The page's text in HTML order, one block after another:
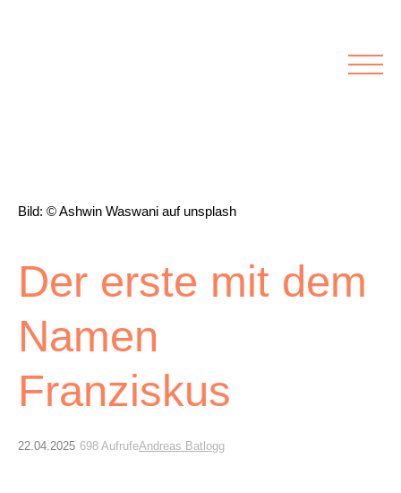
Stellenbörse
Beilagen und Inserate
Archiv
Über uns
Bild: © Ashwin Waswani auf unsplash
Der erste mit dem
Namen
Franziskus
22.04.2025 698 AufrufeAndreas Batlogg